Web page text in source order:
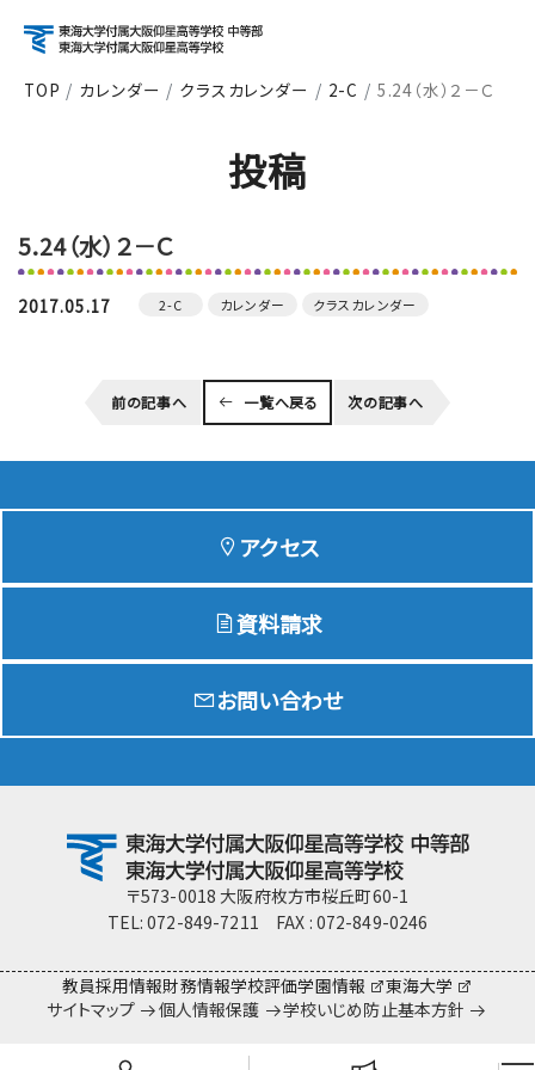
About 学校紹介
Course コース紹介
School Life 学校生活
Exam 入試情報サイト
team Gyosei team Gyosei
TOP カレンダー クラスカレンダー 2-C 5.24（水）２－Ｃ
投稿
5.24（水）２－Ｃ
2017.05.17 2-C カレンダー クラスカレンダー
前の記事へ 一覧へ戻る 次の記事へ
アクセス
資料請求
お問い合わせ
〒573-0018 大阪府枚方市桜丘町60-1
TEL: 072-849-7211 FAX : 072-849-0246
教員採用情報財務情報学校評価学園情報
東海大学
サイトマップ
個人情報保護 学校いじめ防止基本方針